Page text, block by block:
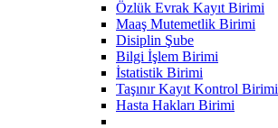
Özlük Evrak Kayıt Birimi
Maaş Mutemetlik Birimi
Disiplin Şube
Bilgi İşlem Birimi
İstatistik Birimi
Taşınır Kayıt Kontrol Birimi
Hasta Hakları Birimi